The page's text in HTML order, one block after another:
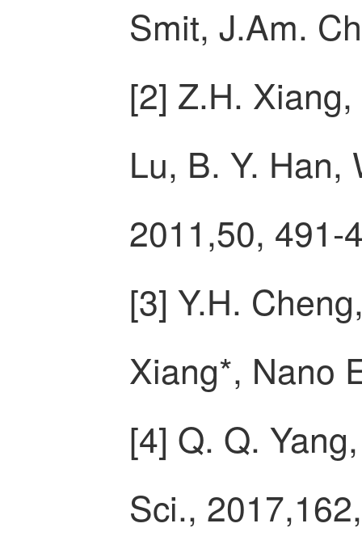
Smit, J.Am.
[2] Z.H.
Lu, B. Y. Han,
2011,50, 491-
[3] Y.H.
Xiang*, Nano
[4] Q. Q.
Sci.,